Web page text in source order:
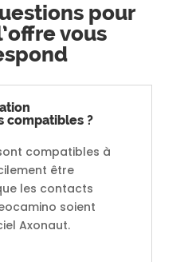
pour
vous
compatibles ?
compatibles à
être
les contacts
soient
Axonaut.